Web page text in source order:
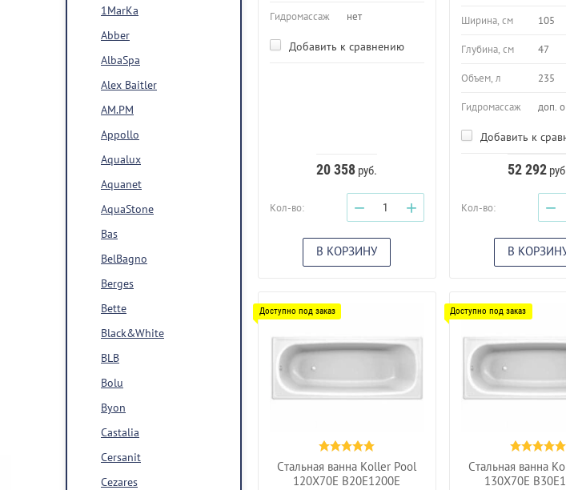
1MarKa
Abber
AlbaSpa
Alex Baitler
AM.PM
Appollo
Aqualux
Aquanet
AquaStone
Bas
BelBagno
Berges
Bette
Black&White
BLB
Bolu
Byon
Castalia
Cersanit
Cezares
Гидромассаж нет
Добавить к сравнению
20 358 руб.
Кол-во: − +
В КОРЗИНУ
Ширина, см 105
Глубина, см 47
Объем, л 235
Гидромассаж доп.
Добавить к
52 292
Кол-во: −
В
Стальная ванна Koller Pool
120X70E B20E1200E
Стальная ванна
130X70E